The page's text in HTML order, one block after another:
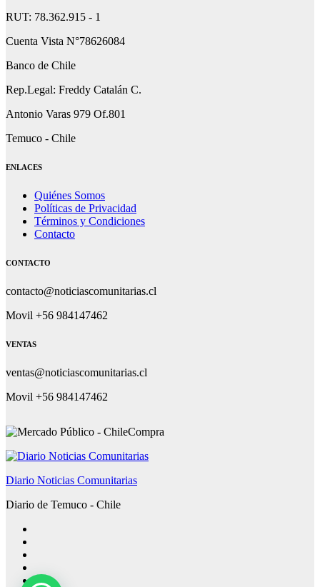
RUT: 78.362.915 - 1
Cuenta Vista N°78626084
Banco de Chile
Rep.Legal: Freddy Catalán C.
Antonio Varas 979 Of.801
Temuco - Chile
ENLACES
Quiénes Somos
Políticas de Privacidad
Términos y Condiciones
Contacto
CONTACTO
contacto@noticiascomunitarias.cl
Movil +56 984147462
VENTAS
ventas@noticiascomunitarias.cl
Movil +56 984147462
Diario Noticias Comunitarias
Diario de Temuco - Chile